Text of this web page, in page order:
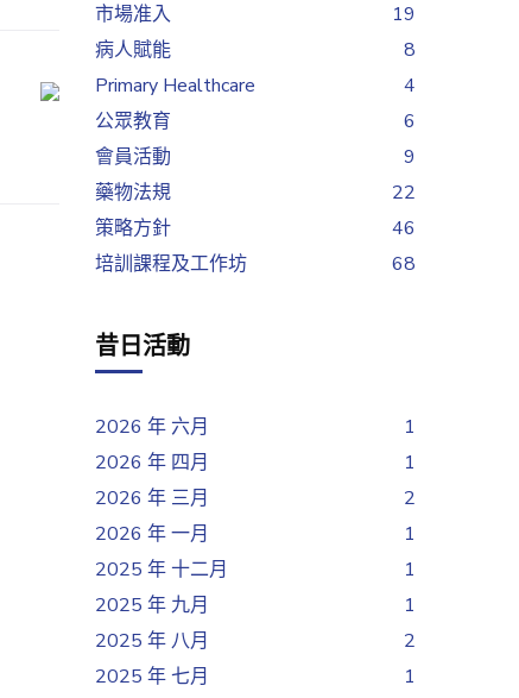
市場准入
19
病人賦能
8
Primary Healthcare
4
公眾教育
6
會員活動
9
藥物法規
22
策略方針
46
培訓課程及工作坊
68
昔日活動
2026 年 六月
1
2026 年 四月
1
2026 年 三月
2
2026 年 一月
1
2025 年 十二月
1
2025 年 九月
1
2025 年 八月
2
2025 年 七月
1